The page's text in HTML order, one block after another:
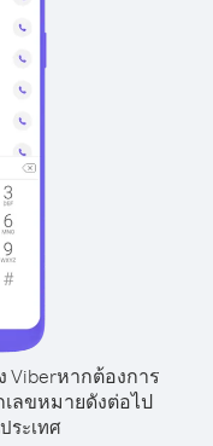
Viberหากต้องการ
เลขหมายดังต่อไป
ระเทศ